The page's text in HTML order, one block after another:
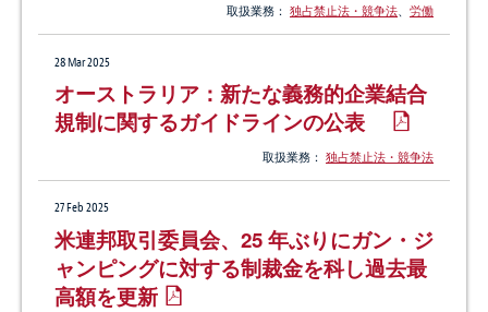
取扱業務： 独占禁止法・競争法 労働
28 Mar 2025
オーストラリア：新たな義務的企業結合
規制に関するガイドラインの公表
取扱業務： 独占禁止法・競争法
27 Feb 2025
米連邦取引委員会、25 年ぶりにガン・ジ
ャンピングに対する制裁金を科し過去最
高額を更新